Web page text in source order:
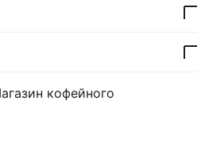
кофейного